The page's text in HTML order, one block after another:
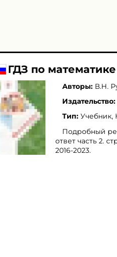
ГДЗ по математике
Авторы: В.Н.
Издательство:
Тип: Учебник,
Подробный
ответ часть 2.
2016-2023.